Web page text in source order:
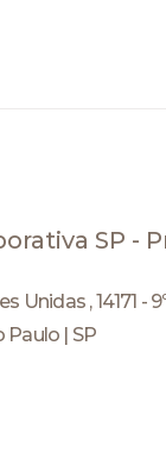
SP -
Unidas , 14171 -
Paulo | SP